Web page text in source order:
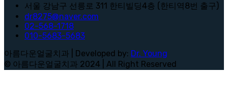
서울 강남구 선릉로 311 한티빌딩4층 (한티역8번 출구)
dr8275@naver.com
02-568-1718
010-5683-5683
아름다운얼굴치과 | Developed by: Dr. Young
© 아름다운얼굴치과 2024 | All Right Reserved